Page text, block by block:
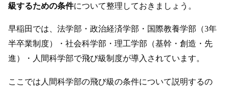
級するための条件について整理しておきましょう。
早稲田では、法学部・政治経済学部・国際教養学部（3年
半卒業制度）・社会科学部・理工学部（基幹・創造・先
進）・人間科学部で飛び級制度が導入されています。
ここでは人間科学部の飛び級の条件について説明するの